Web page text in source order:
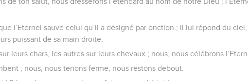
l’Eternel sauve celui qu’il a désigné par onction ; il lui répond du
puissant de sa main droite.
leurs chars, les autres sur leurs chevaux ; nous, nous célébrons
; nous, nous tenons ferme, nous restons debout.